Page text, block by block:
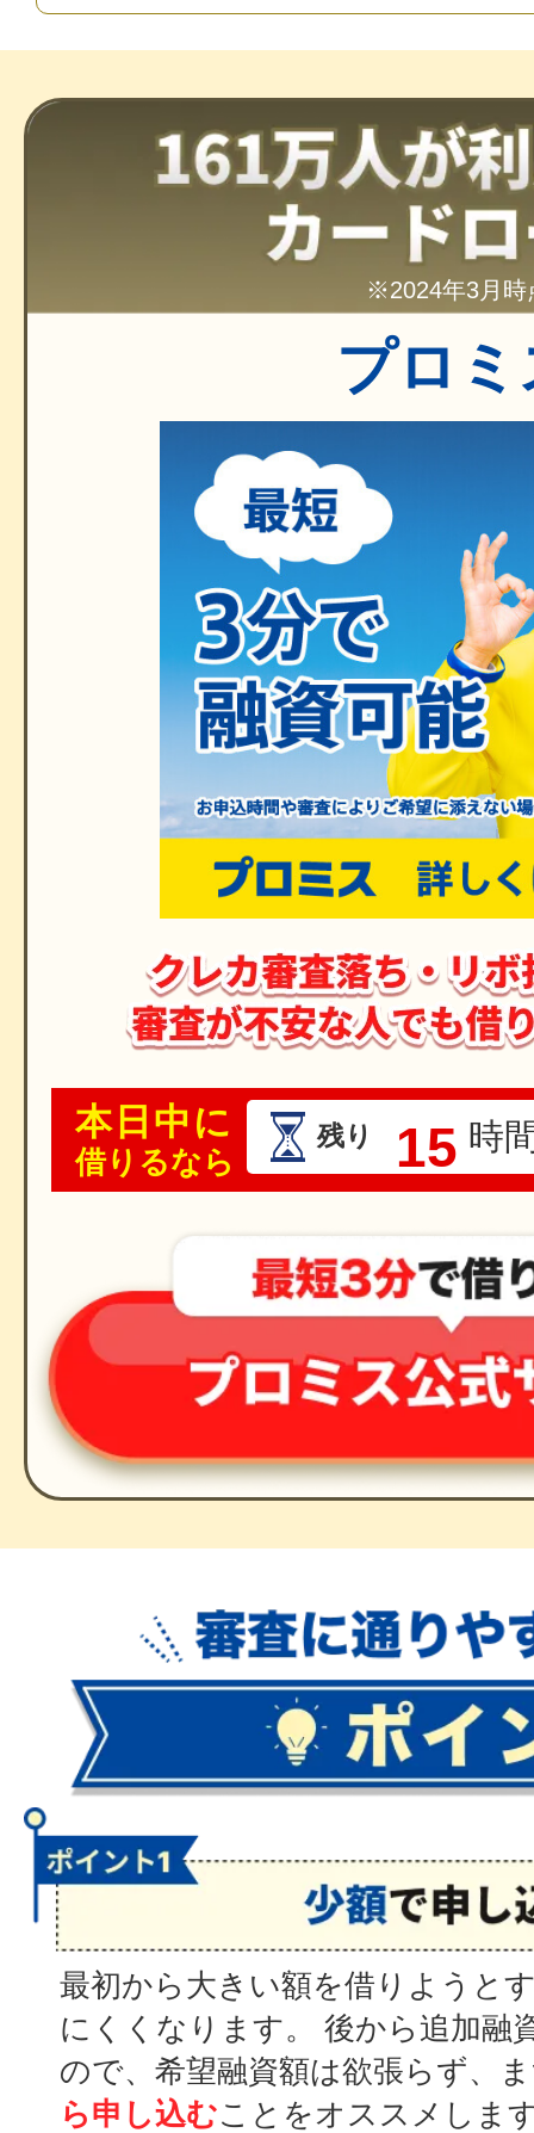
※2024年3月時
プロミ
本日中に
借りるなら
残り 15 時
最初から大きい額を借りようと
にくくなります。 後から追加融
ので、希望融資額は欲張らず、
ら申し込むことをオススメしま